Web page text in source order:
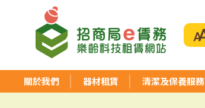
招
商關於我們 器材租賃 清潔及保養服務